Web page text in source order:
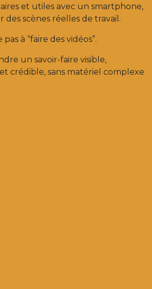
et utiles avec un smartphone,
des scènes réelles de travail.
à “faire des vidéos”.
un savoir-faire visible,
crédible, sans matériel complexe